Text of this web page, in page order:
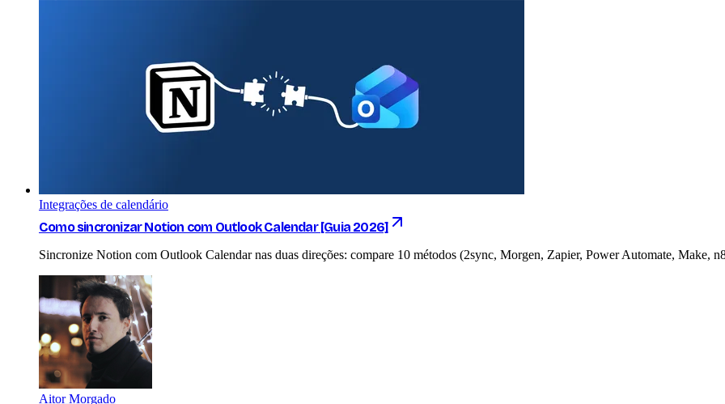
Integrações de calendário
Como sincronizar Notion com Outlook Calendar [Guia 2026]
Sincronize Notion com Outlook Calendar nas duas direções: compare 10 métodos (2sync, Morgen, Zapier, Power Automate, Make,
Aitor Morgado